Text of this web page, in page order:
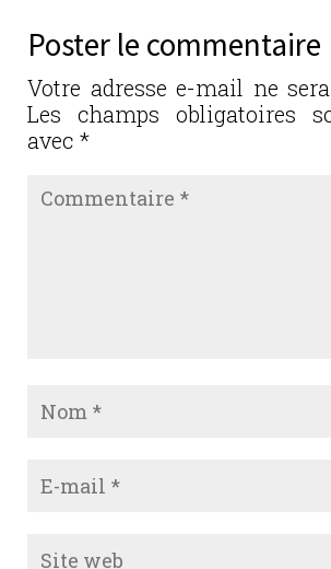
b
o
o
k
r
n
er
Poster le commentaire
Votre adresse e-mail ne
Les champs obligatoires
avec *